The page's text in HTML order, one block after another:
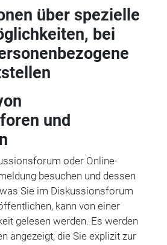
über spezielle
bei
und
oder Online-
besuchen und dessen
Sie im Diskussionsforum
kann von einer
gelesen werden. Es werden
angezeigt, die Sie explizit zur